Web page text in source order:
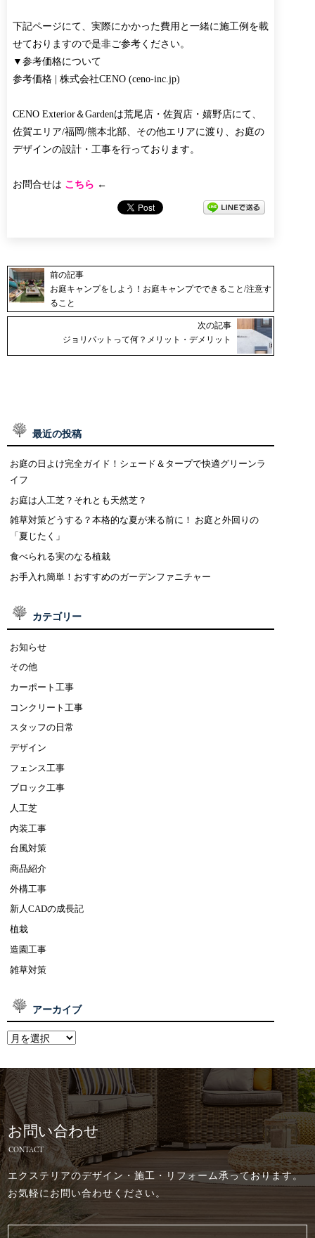
下記ページにて、実際にかかった費用と一緒に施工例を載
せておりますので是非ご参考ください。
▼参考価格について
参考価格 | 株式会社CENO (ceno-inc.jp)
CENO Exterior＆Gardenは荒尾店・佐賀店・嬉野店にて、
佐賀エリア/福岡/熊本北部、その他エリアに渡り、お庭の
デザインの設計・工事を行っております。
お問合せは こちら ←
前の記事
お庭キャンプをしよう！お庭キャンプでできること/注意す
ること
次の記事
ジョリパットって何？メリット・デメリット
最近の投稿
お庭の日よけ完全ガイド！シェード＆タープで快適グリーンラ
イフ
お庭は人工芝？それとも天然芝？
雑草対策どうする？本格的な夏が来る前に！ お庭と外回りの
「夏じたく」
食べられる実のなる植栽
お手入れ簡単！おすすめのガーデンファニチャー
カテゴリー
お知らせ
その他
カーポート工事
コンクリート工事
スタッフの日常
デザイン
フェンス工事
ブロック工事
人工芝
内装工事
台風対策
商品紹介
外構工事
新人CADの成長記
植栽
造園工事
雑草対策
アーカイブ
お問い合わせ
CONTACT
エクステリアのデザイン・施工・リフォーム承っております。
お気軽にお問い合わせください。